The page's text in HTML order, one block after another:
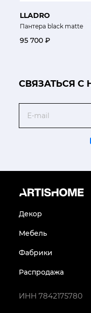
LLADRO
Пантера black matte
95 700 ₽
CВЯЗАТЬСЯ С
Декор
Мебель
Фабрики
Распродажа
ИНН 7842175780